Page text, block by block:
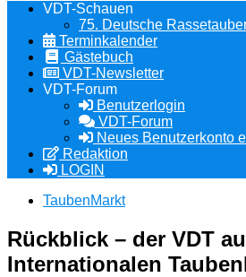
VDT-Schauen
75. Deutsche
Terminkalender
Gästebuch
VDT-Newsletter
VDT-Forum
Benutzerlogin
VDT-Forum
Neues Benutzerkonto
Redaktion
LOGIN
TaubenMarkt
Rückblick – der VDT
Internationalen